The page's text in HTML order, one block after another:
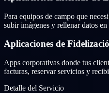
Para equipos de campo que
subir imágenes y rellenar datos
Aplicaciones de
Apps corporativas donde tus
facturas, reservar servicios y
Detalle del Servicio